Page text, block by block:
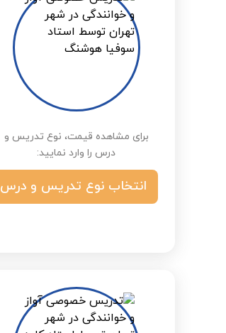
برای مشاهده قیمت، نوع تدریس و
درس را وارد نمایید:
انتخاب نوع تدریس و درس